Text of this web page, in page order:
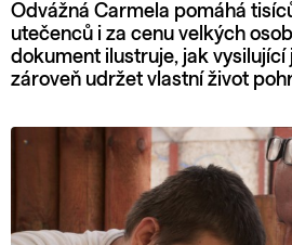
Odvážná Carmela pomáhá
utečenců i za cenu velkých
dokument ilustruje, jak vysilující
zároveň udržet vlastní život